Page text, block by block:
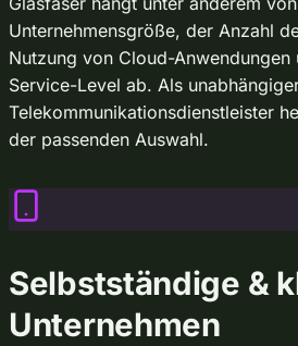
Unternehmensgröße, der Anzahl
Nutzung von Cloud-
Service-Level ab. Als
Telekommunikationsdienstleister
der passenden Auswahl.
Selbstständige &
Unternehmen